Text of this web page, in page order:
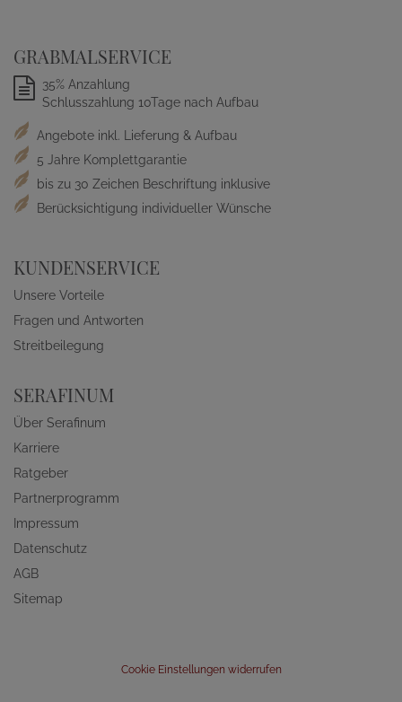
GRABMALSERVICE
35% Anzahlung
Schlusszahlung 10Tage nach Aufbau
Angebote inkl. Lieferung & Aufbau
5 Jahre Komplettgarantie
bis zu 30 Zeichen Beschriftung inklusive
Berücksichtigung individueller Wünsche
KUNDENSERVICE
Unsere Vorteile
Fragen und Antworten
Streitbeilegung
SERAFINUM
Über Serafinum
Karriere
Ratgeber
Partnerprogramm
Impressum
Datenschutz
AGB
Sitemap
Cookie Einstellungen widerrufen